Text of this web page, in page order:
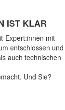
IST KLAR
Expert:innen mit
entschlossen und
auch technischen
Und Sie?